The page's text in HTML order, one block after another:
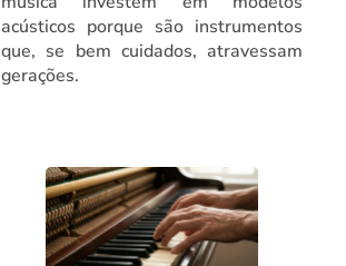
acústicos porque são instrumentos
que, se bem cuidados, atravessam
gerações.